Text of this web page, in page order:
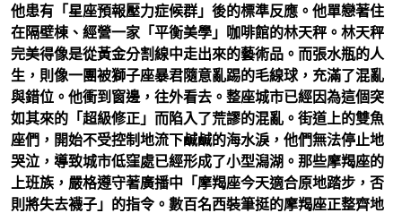
他患有「星座預報壓力症候群」後的標準反應。他單戀著住
在隔壁棟、經營一家「平衡美學」咖啡館的林天秤。林天秤
完美得像是從黃金分割線中走出來的藝術品。而張水瓶的人
生，則像一團被獅子座暴君隨意亂踢的毛線球，充滿了混亂
與錯位。他衝到窗邊，往外看去。整座城市已經因為這個突
如其來的「超級修正」而陷入了荒謬的混亂。街道上的雙魚
座們，開始不受控制地流下鹹鹹的海水淚，他們無法停止地
哭泣，導致城市低窪處已經形成了小型潟湖。那些摩羯座的
上班族，嚴格遵守著廣播中「摩羯座今天適合原地踏步，否
則將失去襪子」的指令。數百名西裝筆挺的摩羯座正整齊地